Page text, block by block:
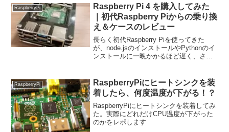
RaspberryPi
Raspberry Pi 4 を購入してみた
｜初代Raspberry Piからの乗り換
え＆ケースのレビュー
長らく初代Raspberry Piを使ってきた
が、node.jsのインストールやPythonのイ
ンストールに一晩かかるほど遅く、さす
た。Raspberry Pi 4の良いところや、ケー
スも購入したのでケースのレビューもレ
ポートしたいと思う。これから夢が広が
るぜ
RaspberryPi
RaspberryPiにヒートシンクを装
着したら、何度温度が下がる！？
RaspberryPiにヒートシンクを装着してみ
た。実際にどれだけCPU温度が下がった
のかをレポします